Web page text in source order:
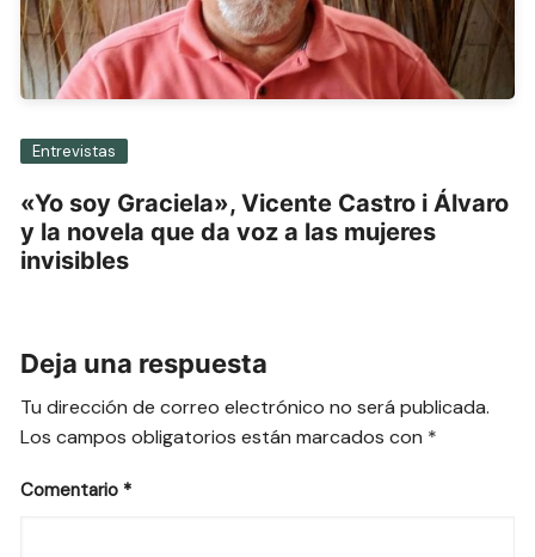
Entrevistas
«Yo soy Graciela», Vicente Castro i Álvaro
y la novela que da voz a las mujeres
invisibles
Deja una respuesta
Tu dirección de correo electrónico no será publicada.
Los campos obligatorios están marcados con *
Comentario *